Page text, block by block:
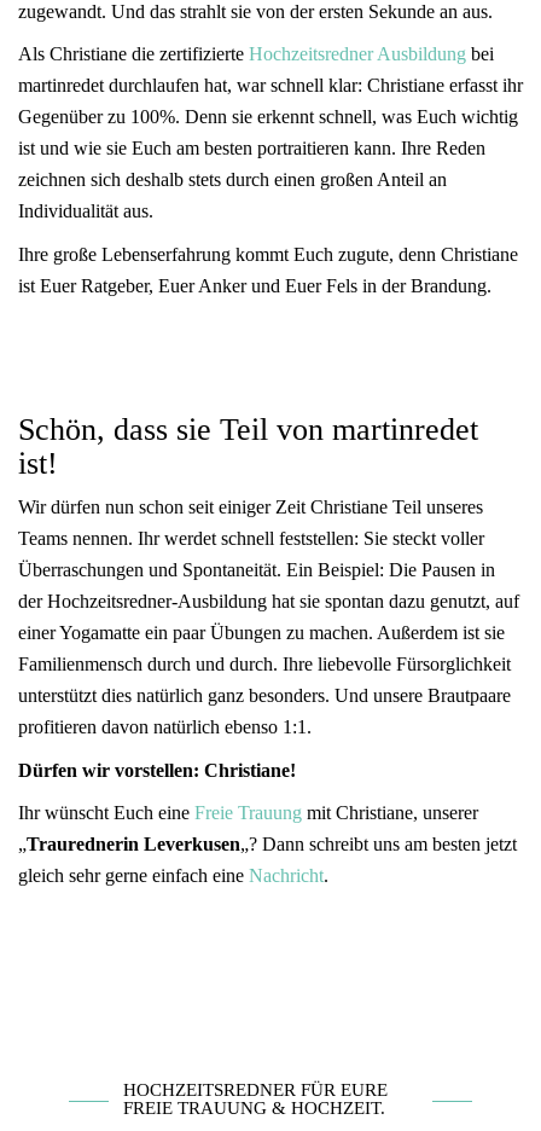
zugewandt. Und das strahlt sie von der ersten Sekunde an aus.
Als Christiane die zertifizierte Hochzeitsredner Ausbildung bei
martinredet durchlaufen hat, war schnell klar: Christiane erfasst ihr
Gegenüber zu 100%. Denn sie erkennt schnell, was Euch wichtig
ist und wie sie Euch am besten portraitieren kann. Ihre Reden
zeichnen sich deshalb stets durch einen großen Anteil an
Individualität aus.
Ihre große Lebenserfahrung kommt Euch zugute, denn Christiane
ist Euer Ratgeber, Euer Anker und Euer Fels in der Brandung.
Schön, dass sie Teil von martinredet
ist!
Wir dürfen nun schon seit einiger Zeit Christiane Teil unseres
Teams nennen. Ihr werdet schnell feststellen: Sie steckt voller
Überraschungen und Spontaneität. Ein Beispiel: Die Pausen in
der Hochzeitsredner-Ausbildung hat sie spontan dazu genutzt, auf
einer Yogamatte ein paar Übungen zu machen. Außerdem ist sie
Familienmensch durch und durch. Ihre liebevolle Fürsorglichkeit
unterstützt dies natürlich ganz besonders. Und unsere Brautpaare
profitieren davon natürlich ebenso 1:1.
Dürfen wir vorstellen: Christiane!
Ihr wünscht Euch eine Freie Trauung mit Christiane, unserer
„Traurednerin Leverkusen„? Dann schreibt uns am besten jetzt
gleich sehr gerne einfach eine Nachricht.
HOCHZEITSREDNER FÜR EURE
FREIE TRAUUNG & HOCHZEIT.